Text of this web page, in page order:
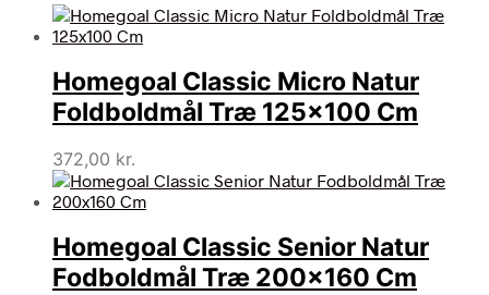
Homegoal Classic Micro Natur
Foldboldmål Træ 125×100 Cm
372,00 kr.
Homegoal Classic Senior Natur
Fodboldmål Træ 200×160 Cm